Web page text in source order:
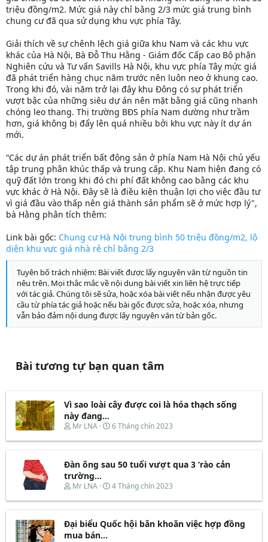
triệu đồng/m2. Mức giá này chỉ bằng 2/3 mức giá trung bình
chung cư đã qua sử dụng khu vực phía Tây.
Giải thích về sự chênh lệch giá giữa khu Nam và các khu vực
khác của Hà Nội, Bà Đỗ Thu Hằng - Giám đốc Cấp cao Bộ phận
Nghiên cứu và Tư vấn Savills Hà Nội, khu vực phía Tây mức giá
đã phát triển hàng chục năm trước nên luôn neo ở khung cao.
Trong khi đó, vài năm trở lại đây khu Đông có sự phát triển
vượt bậc của những siêu dự án nên mặt bằng giá cũng nhanh
chóng leo thang. Thị trường BĐS phía Nam dường như trầm
hơn, giá không bị đẩy lên quá nhiều bởi khu vực này ít dự án
mới.
“Các dự án phát triển bất động sản ở phía Nam Hà Nội chủ yếu
tập trung phân khúc thấp và trung cấp. Khu Nam hiện đang có
quỹ đất lớn trong khi đó chi phí đất không cao bằng các khu
vực khác ở Hà Nội. Đây sẽ là điều kiện thuận lợi cho việc đầu tư
vì giá đầu vào thấp nên giá thành sản phẩm sẽ ở mức hợp lý",
bà Hằng phân tích thêm:
Link bài gốc: Chung cư Hà Nội trung bình 50 triệu đồng/m2, lộ
diện khu vực giá nhà rẻ chỉ bằng 2/3
Tuyên bố trách nhiệm: Bài viết được lấy nguyên văn từ nguồn tin
nêu trên. Mọi thắc mắc về nội dung bài viết xin liên hệ trực tiếp
với tác giả. Chúng tôi sẽ sửa, hoặc xóa bài viết nếu nhận được yêu
cầu từ phía tác giả hoặc nếu bài gốc được sửa, hoặc xóa, nhưng
vẫn bảo đảm nội dung được lấy nguyên văn từ bản gốc.
Bài tương tự bạn quan tâm
Vì sao loài cây được coi là hóa thạch sống
này đang...
T
r
a
d
s
a
t
e
Mr LNA
N
à
b
t
ầ
6 Tháng chín 2023
Đàn ông sau 50 tuổi vượt qua 3 ‘rào cản
trường...
T
r
a
d
Mr LNA
N
à
b
4 Tháng chín 2023
Đại biểu Quốc hội băn khoăn việc hợp đồng
mua bán...